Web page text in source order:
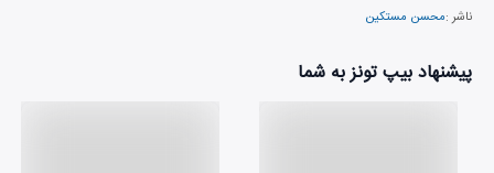
ناشر :محسن مستکین
پیشنهاد بیپ تونز به شما